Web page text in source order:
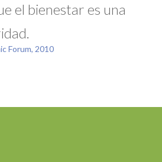
el bienestar es una
Forum, 2010